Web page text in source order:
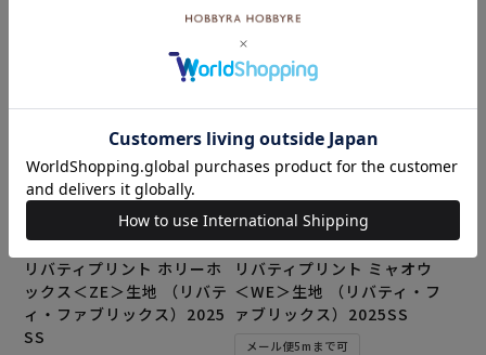
カートに入れる
リバティプリント ホリーホ
ックス＜ZE＞生地 （リバテ
ィ・ファブリックス）2025
SS
リバティプリント ミャオウ
＜WE＞生地 （リバティ・フ
ァブリックス）2025SS
メール便5mまで可